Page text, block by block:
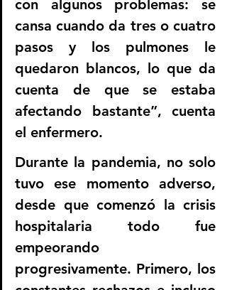
con algunos problemas: se
cansa cuando da tres o cuatro
pasos y los pulmones le
quedaron blancos, lo que da
cuenta de que se estaba
afectando bastante”, cuenta
el enfermero.
Durante la pandemia, no solo
tuvo ese momento adverso,
desde que comenzó la crisis
hospitalaria todo fue
empeorando
progresivamente. Primero, los